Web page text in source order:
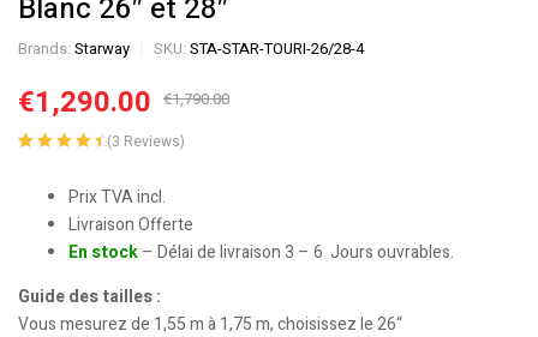
Blanc 26″ et 28″
Brands: Starway SKU: STA-STAR-TOURI-26/28-4
€1,790.00
€1,290.00
notations
(3 Reviews)
Prix TVA incl.
Livraison Offerte
En stock– Délai de livraison 3 – 6 Jours ouvrables.
Guide des tailles :
Vous mesurez de 1,55 m à 1,75 m, choisissez le 26“